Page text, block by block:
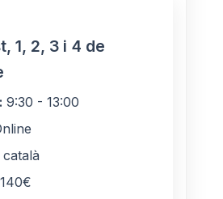
1, 2, 3 i 4 de
9:30 - 13:00
català
140€